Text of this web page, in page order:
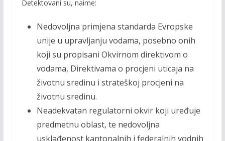
Detektovani su, naime:
Nedovoljna primjena standarda Evropske
unije u upravljanju vodama, posebno onih
koji su propisani Okvirnom direktivom o
vodama, Direktivama o procjeni uticaja na
životnu sredinu i strateškoj procjeni na
životnu sredinu.
Neadekvatan regulatorni okvir koji uređuje
predmetnu oblast, te nedovoljna
usklađenost kantonalnih i federalnih vodnih